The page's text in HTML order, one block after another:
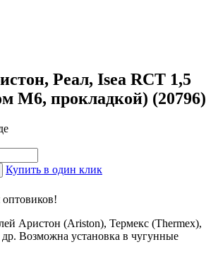
Реал, Isea RCT 1,5
М6, прокладкой) (20796)
Купить в один клик
Аристон (Ariston), Термекс (Thermex),
Возможна установка в чугунные